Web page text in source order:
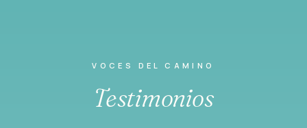
un viaje interior.
VOCES DEL CAMINO
Testimonios